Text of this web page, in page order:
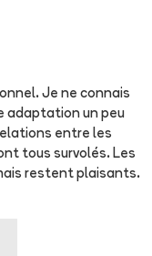
Je ne connais
adaptation un peu
entre les
tous survolés. Les
restent plaisants.